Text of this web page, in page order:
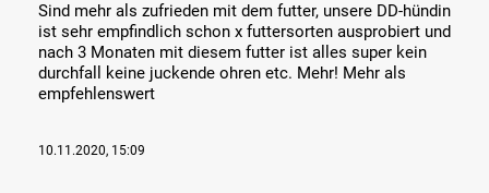
Sind mehr als zufrieden mit dem futter, unsere DD-hündin
ist sehr empfindlich schon x futtersorten ausprobiert und
nach 3 Monaten mit diesem futter ist alles super kein
durchfall keine juckende ohren etc. Mehr! Mehr als
empfehlenswert
10.11.2020, 15:09